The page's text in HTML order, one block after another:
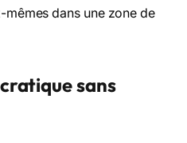
dans une zone de
sans